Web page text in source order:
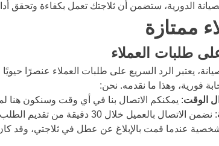
الدورية، ستضمن أن ثلاجتك تعمل بكفاءة وتحقق
ممتازة
طلبات العملاء
يعتبر الرد السريع على طلبات العملاء عنصرًا حيويًا
فورية، وهذا ما نقدمه. نحن:
الوقت: يمكنكم الاتصال بنا في أي وقت وسنكون هنا
: نضمن الاتصال بالعميل خلال 30 دقيقة من تقديم الطلب.
عندما قمت بالإبلاغ عن عطل في ثلاجتي، وقد